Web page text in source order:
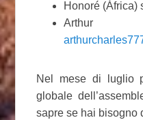
Honoré (África)
Nel mese di luglio
globale
sapre se hai bisogno